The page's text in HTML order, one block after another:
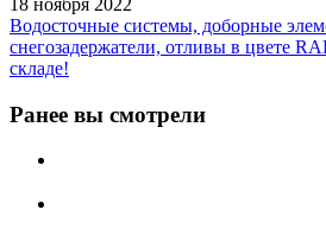
Водосточные системы, доборные
снегозадержатели, отливы в цвете
складе!
Ранее вы смотрели